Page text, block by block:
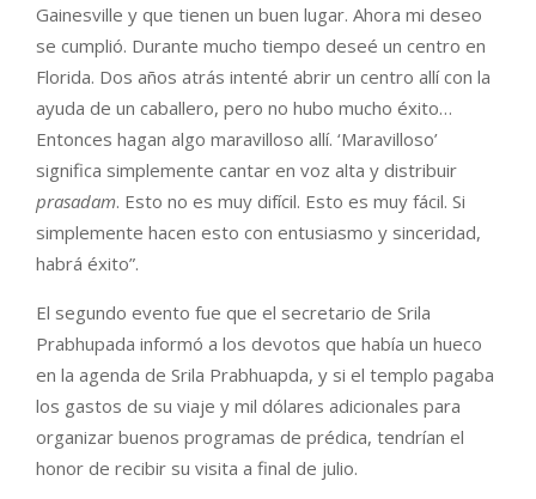
Gainesville y que tienen un buen lugar. Ahora mi deseo
se cumplió. Durante mucho tiempo deseé un centro en
Florida. Dos años atrás intenté abrir un centro allí con la
ayuda de un caballero, pero no hubo mucho éxito…
Entonces hagan algo maravilloso allí. ‘Maravilloso’
significa simplemente cantar en voz alta y distribuir
prasadam. Esto no es muy difícil. Esto es muy fácil. Si
simplemente hacen esto con entusiasmo y sinceridad,
habrá éxito”.
El segundo evento fue que el secretario de Srila
Prabhupada informó a los devotos que había un hueco
en la agenda de Srila Prabhuapda, y si el templo pagaba
los gastos de su viaje y mil dólares adicionales para
organizar buenos programas de prédica, tendrían el
honor de recibir su visita a final de julio.